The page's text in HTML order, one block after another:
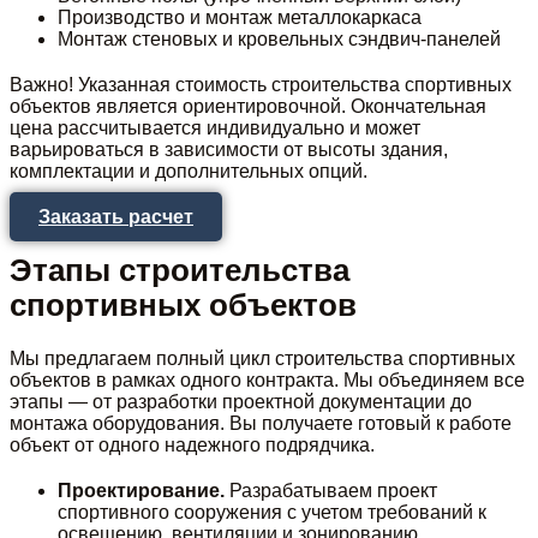
Производство и монтаж металлокаркаса
Монтаж стеновых и кровельных сэндвич-панелей
Важно! Указанная стоимость строительства спортивных
объектов является ориентировочной. Окончательная
цена рассчитывается индивидуально и может
варьироваться в зависимости от высоты здания,
комплектации и дополнительных опций.
Заказать расчет
Этапы строительства
спортивных объектов
Мы предлагаем полный цикл строительства спортивных
объектов в рамках одного контракта. Мы объединяем все
этапы — от разработки проектной документации до
монтажа оборудования. Вы получаете готовый к работе
объект от одного надежного подрядчика.
Проектирование. Разрабатываем проект
спортивного сооружения с учетом требований к